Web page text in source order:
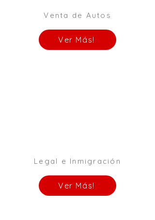
Venta de Autos
Ver Más!
Legal e Inmigración
Ver Más!